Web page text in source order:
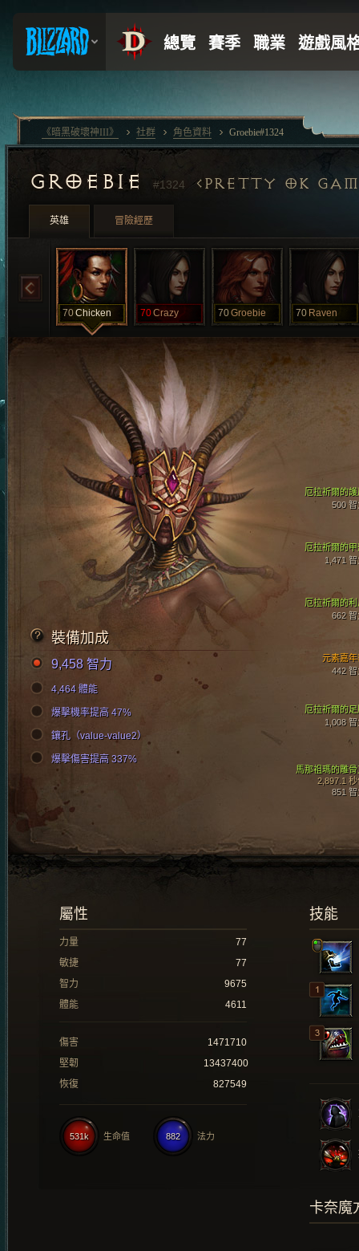
GROEBIE #1324 PRETTY OK
英雄 冒險經歷
70Chicken 70Crazy 70Groebie 70 Raven
厄拉祈爾的甲
1,471 智
厄拉祈爾的利
662 智
厄拉祈爾的護
500 智
厄拉祈爾的足
1,008 智
馬那祖瑪的雕骨
2,897.1 秒
851 智
元素嘉年
442 智
裝備加成
9,458 智力
4,464 體能
爆擊機率提高 47%
鑲孔（value-value2）
爆擊傷害提高 337%
技能
屬性
力量
77
敏捷
77
智力
9675
體能
4611
傷害
1471710
堅韌
13437400
恢復
827549
882 法力
531k 生命值
卡奈魔
《暗黑破壞神III》 社群 角色資料 Groebie#1324